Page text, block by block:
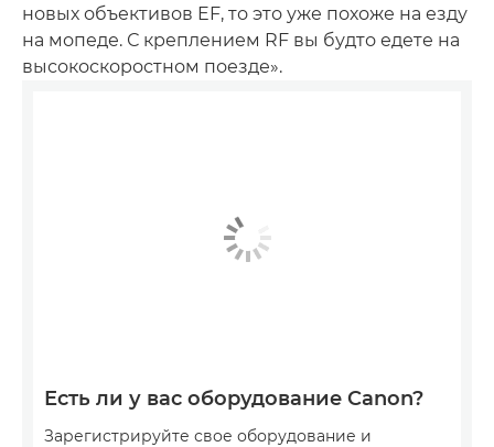
новых объективов EF, то это уже похоже на езду
на мопеде. С креплением RF вы будто едете на
высокоскоростном поезде».
Есть ли у вас оборудование Canon?
Зарегистрируйте свое оборудование и